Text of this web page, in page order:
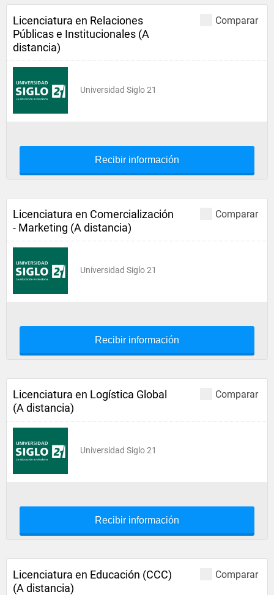
Comparar
Licenciatura en Relaciones
Públicas e Institucionales (A
distancia)
Universidad Siglo 21
Recibir información
Comparar
Licenciatura en Comercialización
- Marketing (A distancia)
Universidad Siglo 21
Recibir información
Comparar
Licenciatura en Logística Global
(A distancia)
Universidad Siglo 21
Recibir información
Comparar
Licenciatura en Educación (CCC)
(A distancia)